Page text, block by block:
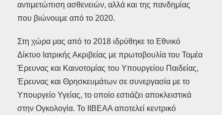
αντιμετώπιση ασθενειών, αλλά και της πανδημίας
που βιώνουμε από το 2020.
Στη χώρα μας από το 2018 ιδρύθηκε το Εθνικό
Δίκτυο Ιατρικής Ακριβείας με πρωτοβουλία του Τομέα
Έρευνας και Καινοτομίας του Υπουργείου Παιδείας,
Έρευνας και Θρησκευμάτων σε συνεργασία με το
Υπουργείο Υγείας, το οποίο εστιάζει αποκλειστικά
στην Ογκολογία. Το ΙΙΒΕΑΑ αποτελεί κεντρικό